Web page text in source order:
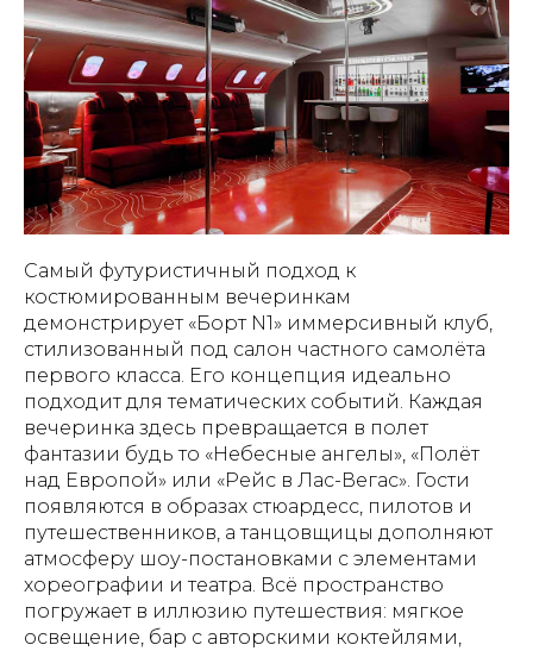
Самый футуристичный подход к
костюмированным вечеринкам
демонстрирует «Борт N1» иммерсивный клуб,
стилизованный под салон частного самолёта
первого класса. Его концепция идеально
подходит для тематических событий. Каждая
вечеринка здесь превращается в полет
фантазии будь то «Небесные ангелы», «Полёт
над Европой» или «Рейс в Лас-Вегас». Гости
появляются в образах стюардесс, пилотов и
путешественников, а танцовщицы дополняют
атмосферу шоу-постановками с элементами
хореографии и театра. Всё пространство
погружает в иллюзию путешествия: мягкое
освещение, бар с авторскими коктейлями,